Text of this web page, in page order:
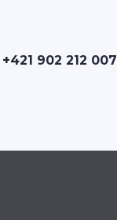
902 212 007